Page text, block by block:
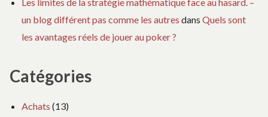
un blog différent pas comme les autres dans Quels sont
les avantages réels de jouer au poker ?
Catégories
Achats (13)